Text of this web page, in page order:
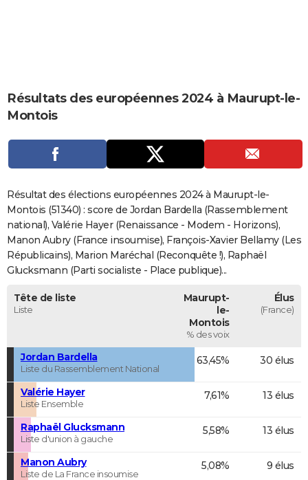
Carte de Noël
Carte Bonne année
Carte Saint-Valentin
Carte Pâques
Carte d'anniversaire
COPAINS D'AVANT
AVIS DE DÉCÈS
FORUM
Bricolage
Lifestyle
Culture
Sport
Auto
Television
Voyage
Cinema
Résultats des européennes 2024 à Maurupt-le-
Montois
Résultat des élections européennes 2024 à Maurupt-le-
Montois (51340) : score de Jordan Bardella (Rassemblement
national), Valérie Hayer (Renaissance - Modem - Horizons),
Manon Aubry (France insoumise), François-Xavier Bellamy (Les
Républicains), Marion Maréchal (Reconquête !), Raphaël
Glucksmann (Parti socialiste - Place publique)...
Tête de liste
Liste
Maurupt-
le-
Montois
% des voix
Élus
(France)
Jordan Bardella
Liste du Rassemblement National
63,45% 30 élus
Valérie Hayer
Liste Ensemble
7,61% 13 élus
Raphaël Glucksmann
Liste d'union à gauche
5,58% 13 élus
Manon Aubry
Liste de La France insoumise
5,08% 9 élus